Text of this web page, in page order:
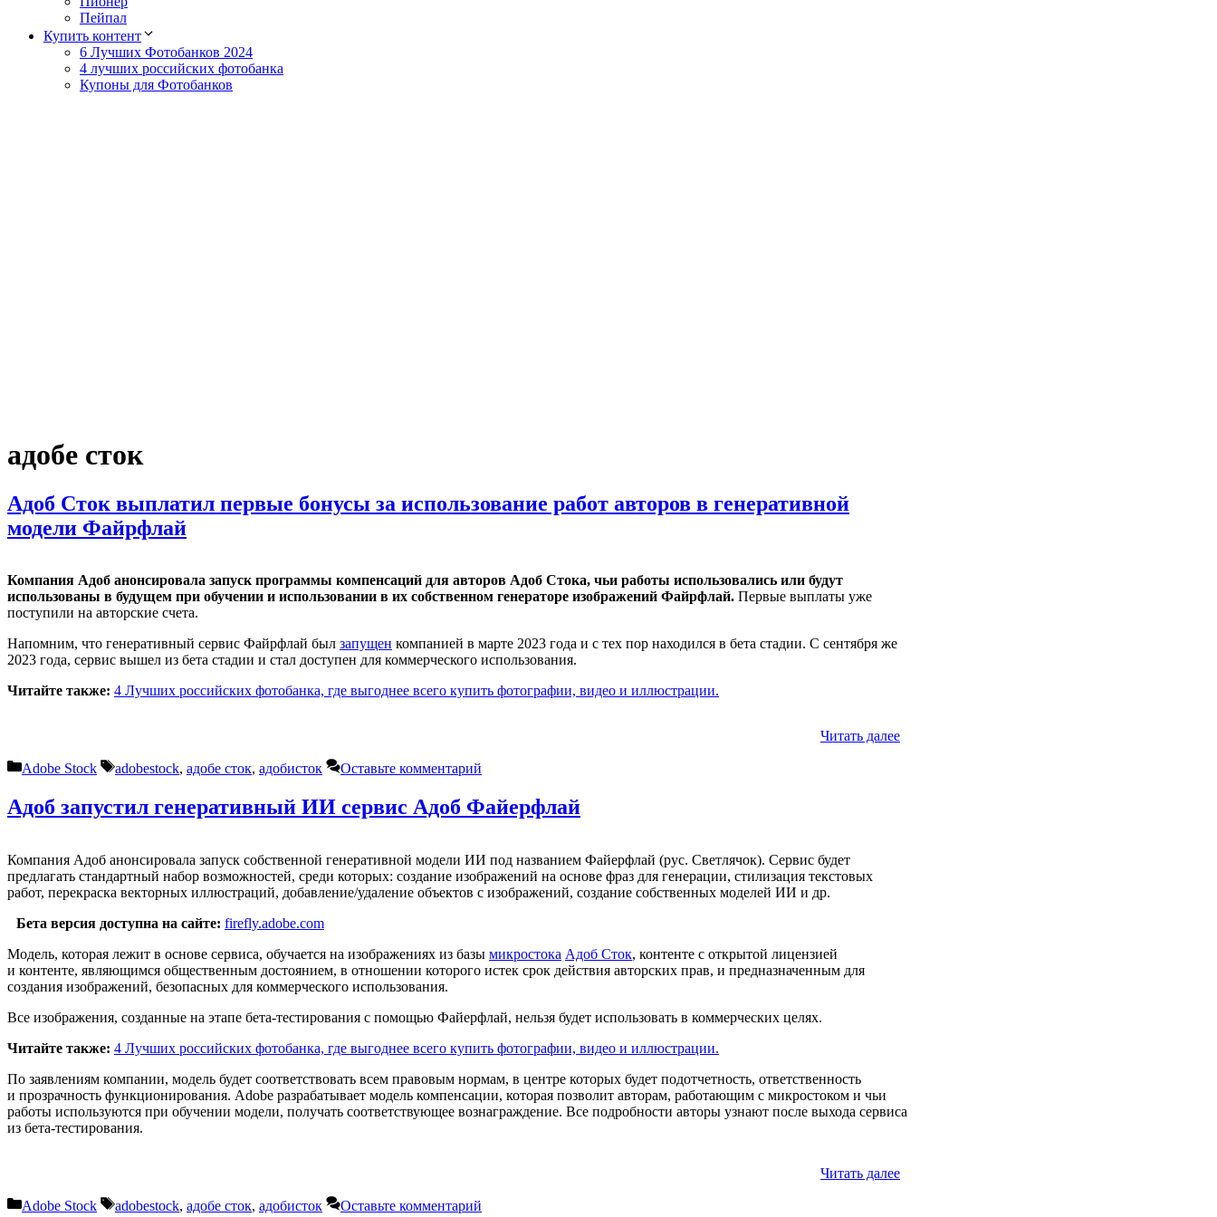
Пейпал
Купить контент
6 Лучших Фотобанков 2024
4 лучших российских фотобанка
Купоны для Фотобанков
адобе сток
Адоб Сток выплатил первые бонусы за использование работ авторов в генеративной
модели Файрфлай
Компания Адоб анонсировала запуск программы компенсаций для авторов Адоб Стока, чьи работы использовались или будут
использованы в будущем при обучении и использовании в их собственном генераторе изображений Файрфлай. Первые выплаты уже
поступили на авторские счета.
Напомним, что генеративный сервис Файрфлай был запущен компанией в марте 2023 года и с тех пор находился в бета стадии. С сентября же
2023 года, сервис вышел из бета стадии и стал доступен для коммерческого использования.
Читайте также: 4 Лучших российских фотобанка, где выгоднее всего купить фотографии, видео и иллюстрации.
Читать далее
Рубрики
Adobe Stock Метки
adobestock, адобе сток, адобисток Оставьте комментарий
Адоб запустил генеративный ИИ сервис Адоб Файерфлай
Компания Адоб анонсировала запуск собственной генеративной модели ИИ под названием Файерфлай (рус. Светлячок). Сервис будет
предлагать стандартный набор возможностей, среди которых: создание изображений на основе фраз для генерации, стилизация текстовых
работ, перекраска векторных иллюстраций, добавление/удаление объектов с изображений, создание собственных моделей ИИ и др.
Бета версия доступна на сайте: firefly.adobe.com
Модель, которая лежит в основе сервиса, обучается на изображениях из базы микростока Адоб Сток, контенте с открытой лицензией
и контенте, являющимся общественным достоянием, в отношении которого истек срок действия авторских прав, и предназначенным для
создания изображений, безопасных для коммерческого использования.
Все изображения, созданные на этапе бета-тестирования с помощью Файерфлай, нельзя будет использовать в коммерческих целях.
Читайте также: 4 Лучших российских фотобанка, где выгоднее всего купить фотографии, видео и иллюстрации.
По заявлениям компании, модель будет соответствовать всем правовым нормам, в центре которых будет подотчетность, ответственность
и прозрачность функционирования. Adobe разрабатывает модель компенсации, которая позволит авторам, работающим с микростоком и чьи
работы используются при обучении модели, получать соответствующее вознаграждение. Все подробности авторы узнают после выхода сервиса
из бета-тестирования.
Читать далее
Рубрики
Adobe Stock Метки
adobestock, адобе сток, адобисток Оставьте комментарий